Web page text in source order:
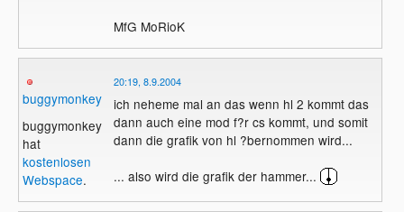
MfG MoRioK
buggymonkey
buggymonkey
hat
kostenlosen
Webspace.
20:19, 8.9.2004
ich neheme mal an das wenn hl 2 kommt das
dann auch eine mod f?r cs kommt, und somit
dann die grafik von hl ?bernommen wird...
... also wird die grafik der hammer...